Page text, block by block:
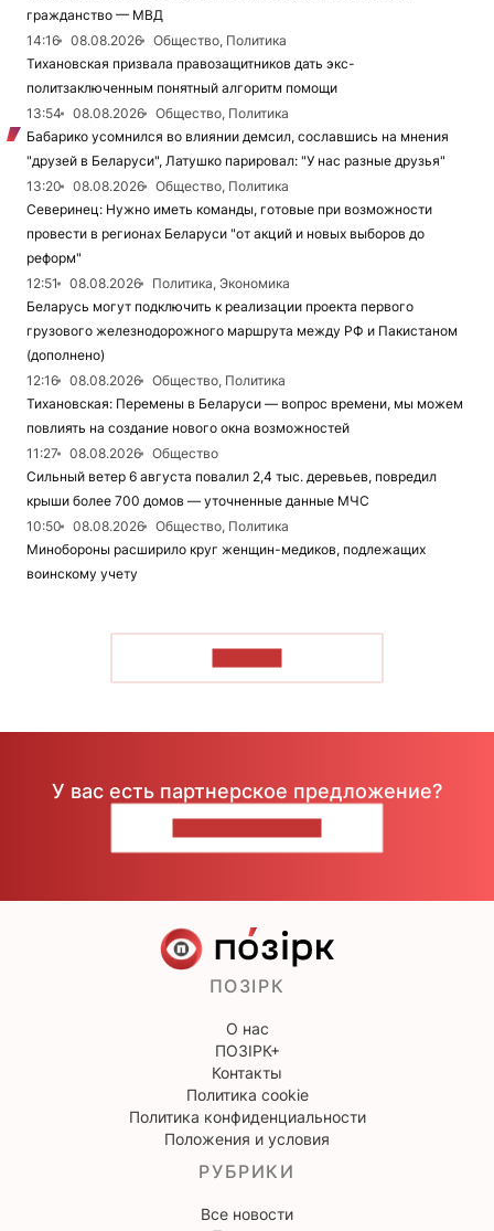
гражданство — МВД
14:16
08.08.2026
Общество, Политика
Тихановская призвала правозащитников дать экс-
политзаключенным понятный алгоритм помощи
13:54
08.08.2026
Общество, Политика
Бабарико усомнился во влиянии демсил, сославшись на мнения
"друзей в Беларуси", Латушко парировал: "У нас разные друзья"
13:20
08.08.2026
Общество, Политика
Северинец: Нужно иметь команды, готовые при возможности
провести в регионах Беларуси "от акций и новых выборов до
реформ"
12:51
08.08.2026
Политика, Экономика
Беларусь могут подключить к реализации проекта первого
грузового железнодорожного маршрута между РФ и Пакистаном
(дополнено)
12:16
08.08.2026
Общество, Политика
Тихановская: Перемены в Беларуси — вопрос времени, мы можем
повлиять на создание нового окна возможностей
11:27
08.08.2026
Общество
Сильный ветер 6 августа повалил 2,4 тыс. деревьев, повредил
крыши более 700 домов — уточненные данные МЧС
10:50
08.08.2026
Общество, Политика
Минобороны расширило круг женщин-медиков, подлежащих
воинскому учету
У вас есть партнерское предложение?
ПОЗІРК
О нас
ПОЗІРК+
Контакты
Политика cookie
Политика конфиденциальности
Положения и условия
РУБРИКИ
Все новости